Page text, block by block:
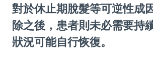
對於休止期脫髮等可逆性成
除之後，患者則未必需要持
狀況可能自行恢復。